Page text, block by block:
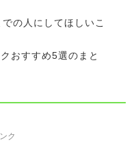
の人にしてほしいこ
おすすめ5選のまと
ク